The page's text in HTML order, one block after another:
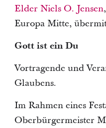
Elder Niels O. Jensen,
Europa Mitte,
Gott ist ein Du
Vortragende und
Glaubens.
Im Rahmen eines
Oberbürgermeister